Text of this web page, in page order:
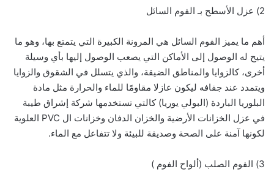
2) عزل الأسطح بـ الفوم السائل
أهم ما يميز الفوم السائل هي المرونة الكبيرة التي يتمتع بها، وهو ما
يتيح له الوصول إلى الأماكن التي يصعب الوصول إليها بأي وسيلة
أخرى، كالزوايا والمناطق الضيقة، والذي يتسلل في الشقوق والزوايا
ويتمدد عند جفافه ليكون عازلا مقاومًا للماء والحرارة مثل مادة
البلوريا الباردة (البولي يوريا) كالتي تستخدمها شركة إشراق طيبة
في عزل الخزانات الأرضية والخزان الدفان وخزانات ال PVC العلوية
لكونها آمنة على الصحة وصديقة للبيئة ولا تتفاعل مع الماء.
3) الفوم الصلب (ألواح الفوم )